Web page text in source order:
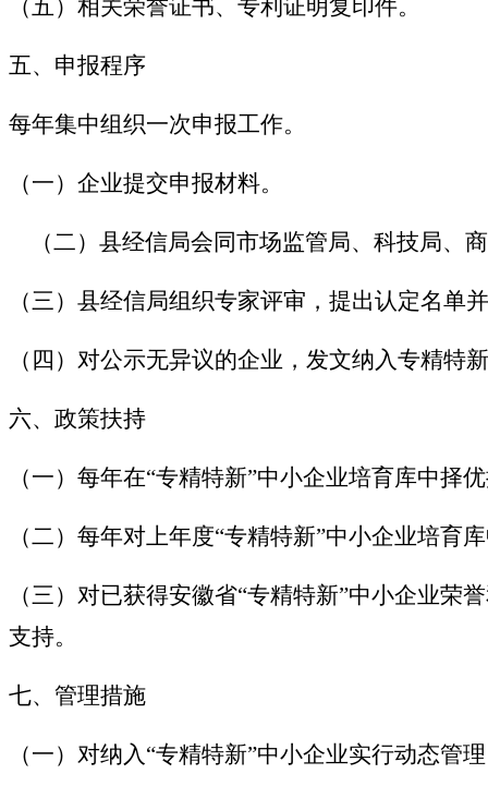
（五）相关荣誉证书、专利证明复印件。
五、申报程序
每年集中组织一次申报工作。
（一）企业提交申报材料。
（二）县经信局会同市场监管局、科技局、
（三）县经信局组织专家评审，提出认定名单
（四）对公示无异议的企业，发文纳入专精特
六、政策扶持
（一）每年在“专精特新”中小企业培育库中择
（二）每年对上年度“专精特新”中小企业培育
（三）对已获得安徽省“专精特新”中小企业
支持。
七、管理措施
（一）对纳入“专精特新”中小企业实行动态管